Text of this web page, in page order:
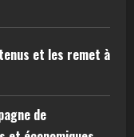
et les remet à
de